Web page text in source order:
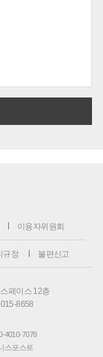
이용자위원회
규정 불편신고
페이스 12층
8658
4010-7078
스포스트